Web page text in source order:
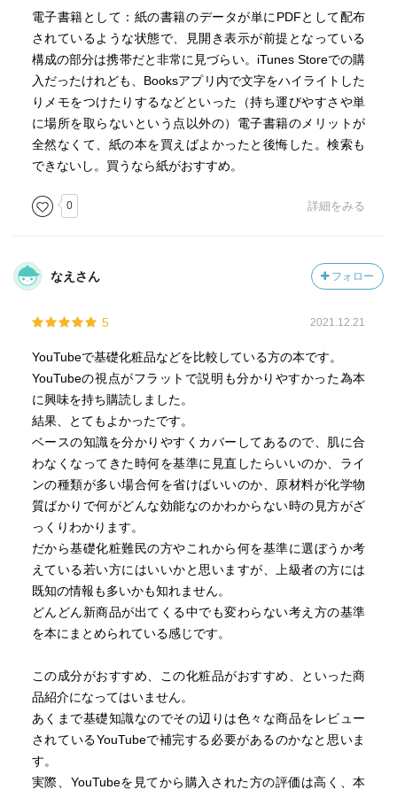
電子書籍として：紙の書籍のデータが単にPDFとして配布
されているような状態で、見開き表示が前提となっている
構成の部分は携帯だと非常に見づらい。iTunes Storeでの購
入だったけれども、Booksアプリ内で文字をハイライトした
りメモをつけたりするなどといった（持ち運びやすさや単
に場所を取らないという点以外の）電子書籍のメリットが
全然なくて、紙の本を買えばよかったと後悔した。検索も
できないし。買うなら紙がおすすめ。
0 詳細をみる
なえさん フォロー
5 2021.12.21
YouTubeで基礎化粧品などを比較している方の本です。
YouTubeの視点がフラットで説明も分かりやすかった為本
に興味を持ち購読しました。
結果、とてもよかったです。
ベースの知識を分かりやすくカバーしてあるので、肌に合
わなくなってきた時何を基準に見直したらいいのか、ライ
ンの種類が多い場合何を省けばいいのか、原材料が化学物
質ばかりで何がどんな効能なのかわからない時の見方がざ
っくりわかります。
だから基礎化粧難民の方やこれから何を基準に選ぼうか考
えている若い方にはいいかと思いますが、上級者の方には
既知の情報も多いかも知れません。
どんどん新商品が出てくる中でも変わらない考え方の基準
を本にまとめられている感じです。
この成分がおすすめ、この化粧品がおすすめ、といった商
品紹介になってはいません。
あくまで基礎知識なのでその辺りは色々な商品をレビュー
されているYouTubeで補完する必要があるのかなと思いま
す。
実際、YouTubeを見てから購入された方の評価は高く、本